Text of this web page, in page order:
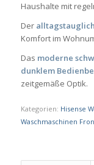
Haushalte mit
Der
Komfort im
Das moderne
dunklem
zeitgemäße Optik.
Kategorien: Hisense
Waschmaschinen